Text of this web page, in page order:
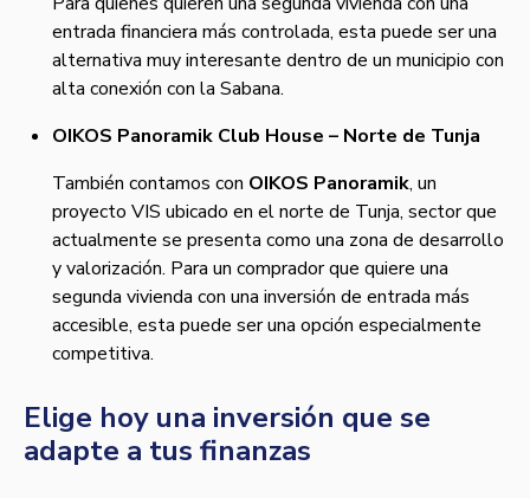
entrada financiera más controlada, esta puede ser una
alternativa muy interesante dentro de un municipio con
alta conexión con la Sabana.
OIKOS Panoramik Club House – Norte de Tunja
También contamos con OIKOS Panoramik, un
proyecto VIS ubicado en el norte de Tunja, sector que
actualmente se presenta como una zona de desarrollo
y valorización. Para un comprador que quiere una
segunda vivienda con una inversión de entrada más
accesible, esta puede ser una opción especialmente
competitiva.
Elige hoy una inversión que se
adapte a tus finanzas